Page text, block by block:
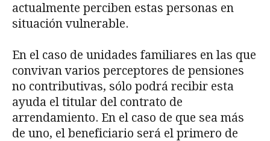
actualmente perciben estas personas en
situación vulnerable.
En el caso de unidades familiares en las que
convivan varios perceptores de pensiones
no contributivas, sólo podrá recibir esta
ayuda el titular del contrato de
arrendamiento. En el caso de que sea más
de uno, el beneficiario será el primero de